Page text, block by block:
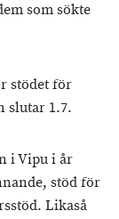
som sökte
stödet för
slutar 1.7.
i Vipu i år
stöd för
Likaså